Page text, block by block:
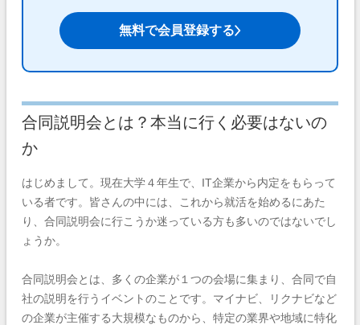
無料で会員登録する
合同説明会とは？本当に行く必要はないの
か
はじめまして。現在大学４年生で、IT企業から内定をもらって
いる者です。皆さんの中には、これから就活を始めるにあた
り、合同説明会に行こうか迷っている方も多いのではないでし
ょうか。
合同説明会とは、多くの企業が１つの会場に集まり、合同で自
社の説明を行うイベントのことです。マイナビ、リクナビなど
の企業が主催する大規模なものから、特定の業界や地域に特化